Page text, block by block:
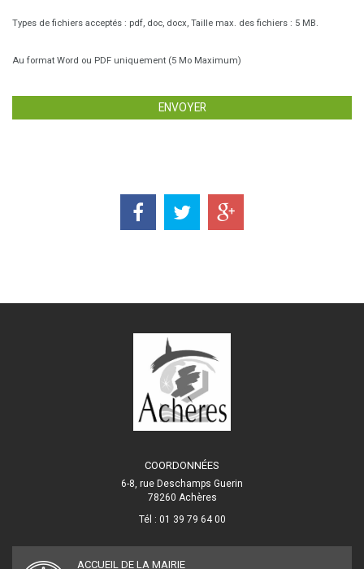
Types de fichiers acceptés : pdf, doc, docx, Taille max. des fichiers : 5 MB.
Au format Word ou PDF uniquement (5 Mo Maximum)
COORDONNÉES
6-8, rue Deschamps Guerin
78260 Achères
Tél : 01 39 79 64 00
ACCUEIL DE LA MAIRIE